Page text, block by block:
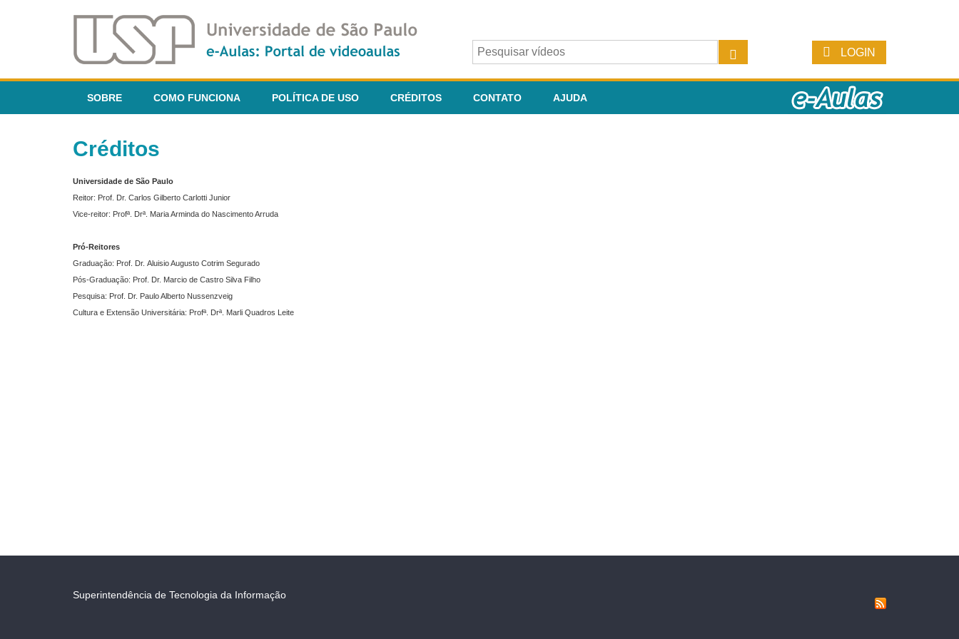
LOGIN
SOBRE COMO FUNCIONA POLÍTICA DE USO CRÉDITOS CONTATO AJUDA
Créditos
Universidade de São Paulo
Reitor: Prof. Dr. Carlos Gilberto Carlotti Junior
Vice-reitor: Profª. Drª. Maria Arminda do Nascimento Arruda
Pró-Reitores
Graduação: Prof. Dr. Aluisio Augusto Cotrim Segurado
Pós-Graduação: Prof. Dr. Marcio de Castro Silva Filho
Pesquisa: Prof. Dr. Paulo Alberto Nussenzveig
Cultura e Extensão Universitária: Profª. Drª. Marli Quadros Leite
Superintendência de Tecnologia da Informação